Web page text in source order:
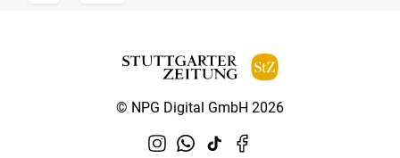
© NPG Digital GmbH 2026